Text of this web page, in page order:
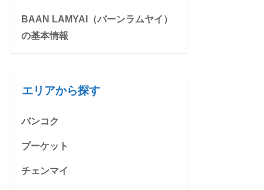
BAAN LAMYAI（バーンラムヤイ）
の基本情報
エリアから探す
バンコク
プーケット
チェンマイ